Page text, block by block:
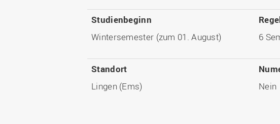
Studienbeginn
Wintersemester (zum 01. August)
6
Standort
Lingen (Ems)
Nein